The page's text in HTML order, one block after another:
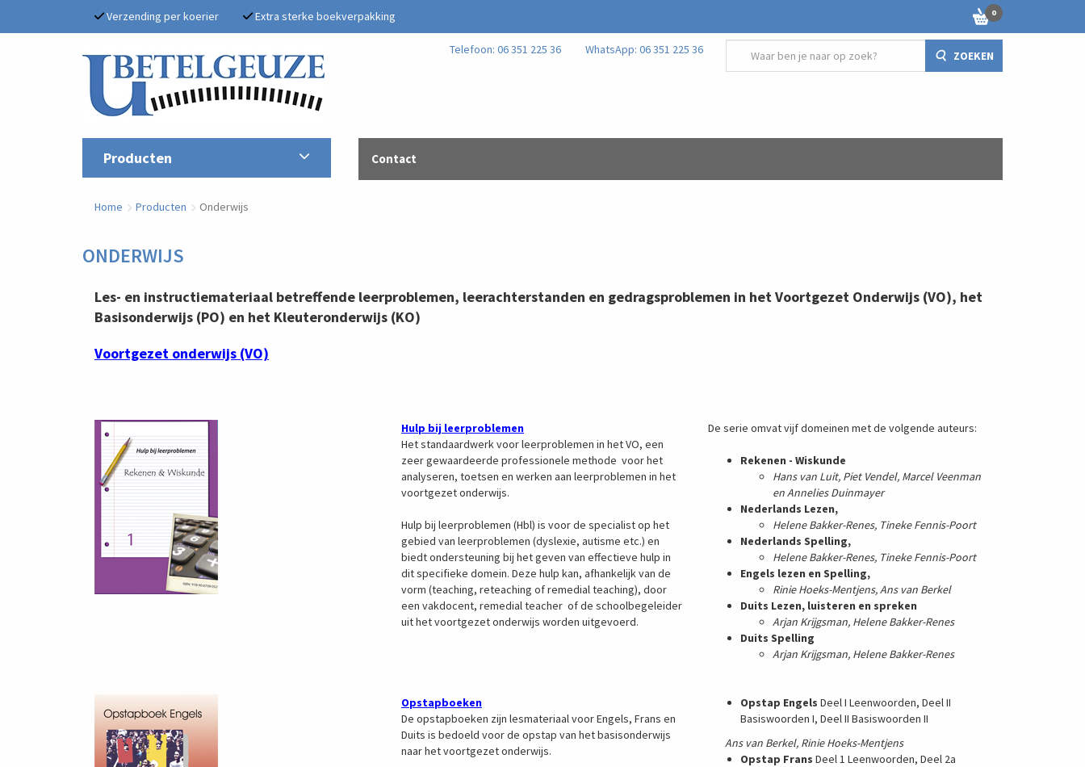
Verzending per koerier Extra sterke boekverpakking 0
Telefoon: 06 351 225 36 WhatsApp: 06 351 225 36 ZOEKEN
Producten Contact
Home Producten Onderwijs
ONDERWIJS
Les- en instructiemateriaal betreffende leerproblemen, leerachterstanden en gedragsproblemen in het Voortgezet Onderwijs (VO), het
Basisonderwijs (PO) en het Kleuteronderwijs (KO)
Voortgezet onderwijs (VO)
Hulp bij leerproblemen
Het standaardwerk voor leerproblemen in het VO, een
zeer gewaardeerde professionele methode voor het
analyseren, toetsen en werken aan leerproblemen in het
voortgezet onderwijs.
Hulp bij leerproblemen (Hbl) is voor de specialist op het
gebied van leerproblemen (dyslexie, autisme etc.) en
biedt ondersteuning bij het geven van effectieve hulp in
dit specifieke domein. Deze hulp kan, afhankelijk van de
vorm (teaching, reteaching of remedial teaching), door
een vakdocent, remedial teacher of de schoolbegeleider
uit het voortgezet onderwijs worden uitgevoerd.
De serie omvat vijf domeinen met de volgende auteurs:
Rekenen - Wiskunde
Hans van Luit, Piet Vendel, Marcel Veenman
en Annelies Duinmayer
Nederlands Lezen,
Helene Bakker-Renes, Tineke Fennis-Poort
Nederlands Spelling,
Helene Bakker-Renes, Tineke Fennis-Poort
Engels lezen en Spelling,
Rinie Hoeks-Mentjens, Ans van Berkel
Duits Lezen, luisteren en spreken
Arjan Krijgsman, Helene Bakker-Renes
Duits Spelling
Arjan Krijgsman, Helene Bakker-Renes
Opstapboeken
De opstapboeken zijn lesmateriaal voor Engels, Frans en
Duits is bedoeld voor de opstap van het basisonderwijs
naar het voortgezet onderwijs.
Opstap Engels Deel I Leenwoorden, Deel II
Basiswoorden I, Deel II Basiswoorden II
Ans van Berkel, Rinie Hoeks-Mentjens
Opstap Frans Deel 1 Leenwoorden, Deel 2a